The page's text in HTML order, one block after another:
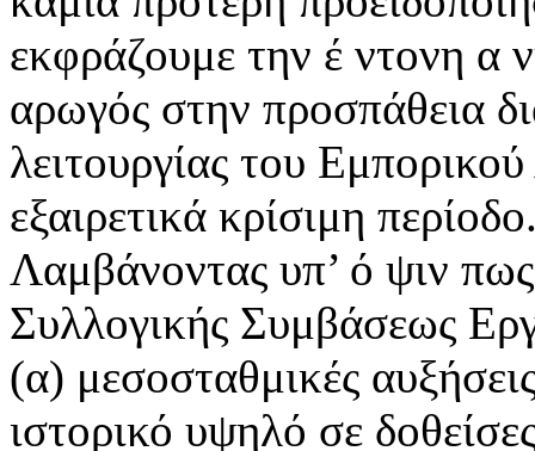
εκφράζουμε την έ ντονη α
αρωγός στην προσπάθεια
λειτουργίας του
εξαιρετικά κρίσιμη
Λαμβάνοντας υπ’ ό ψιν
Συλλογικής Συμβάσεως
(α) μεσοσταθμικές
ιστορικό υψηλό σε